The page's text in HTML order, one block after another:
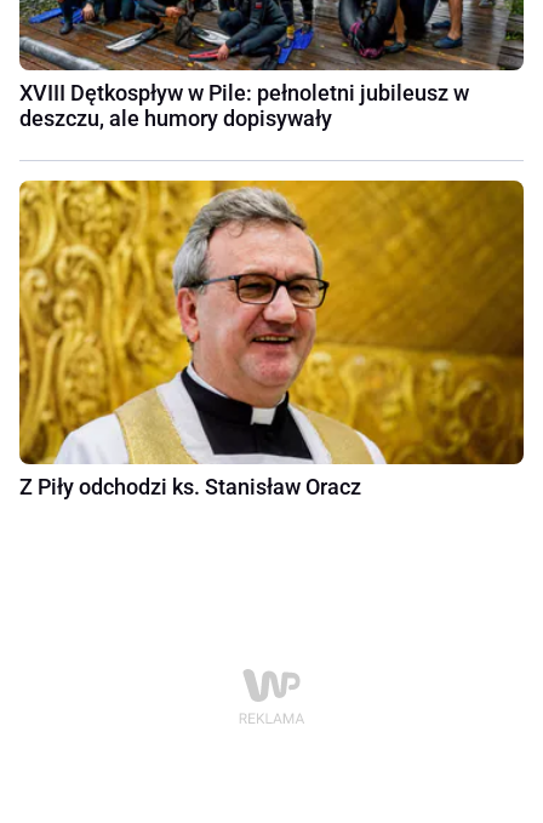
XVIII Dętkospływ w Pile: pełnoletni jubileusz w
deszczu, ale humory dopisywały
Z Piły odchodzi ks. Stanisław Oracz